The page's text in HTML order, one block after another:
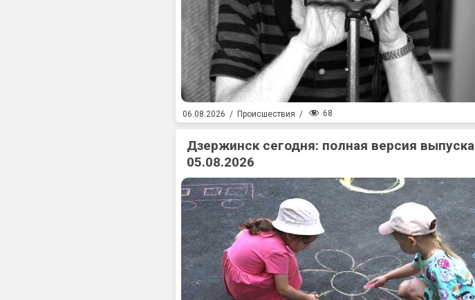
06.08.2026 / Происшествия / 68
Дзержинск сегодня: полная версия выпуска
05.08.2026